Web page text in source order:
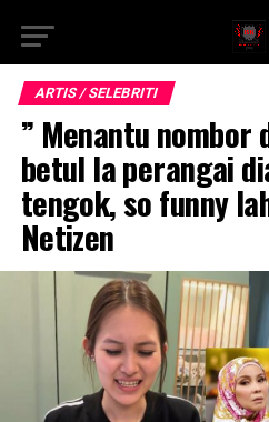
ARTIS / SELEBRITI
” Menantu nombor
betul la perangai
tengok, so funny
Netizen